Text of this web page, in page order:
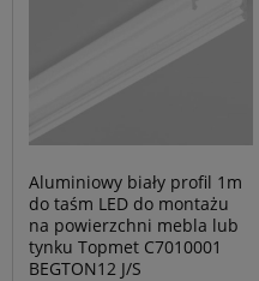
Aluminiowy biały profil 1m
do taśm LED do montażu
na powierzchni mebla lub
tynku Topmet C7010001
BEGTON12 J/S